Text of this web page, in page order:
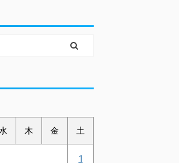
木 金 土
1